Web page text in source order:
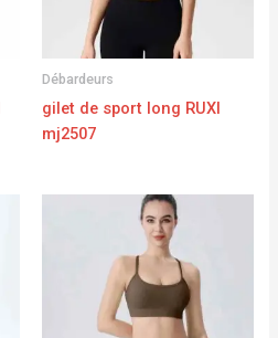
Débardeurs
gilet de sport long RUXI
mj2507